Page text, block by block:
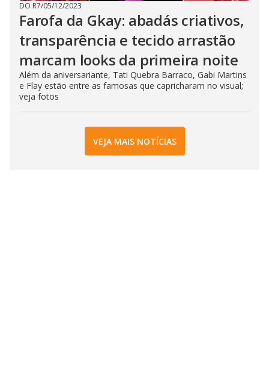
DO R7/05/12/2023
Farofa da Gkay: abadás criativos,
transparência e tecido arrastão
marcam looks da primeira noite
Além da aniversariante, Tati Quebra Barraco, Gabi Martins
e Flay estão entre as famosas que capricharam no visual;
veja fotos
VEJA MAIS NOTÍCIAS